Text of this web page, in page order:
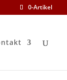
0-Artikel